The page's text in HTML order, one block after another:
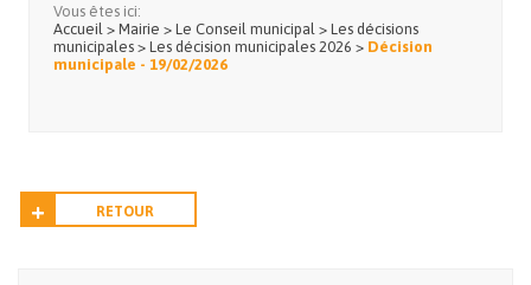
Vous êtes ici:
Accueil > Mairie > Le Conseil municipal > Les décisions
municipales > Les décision municipales 2026 > Décision
municipale - 19/02/2026
RETOUR